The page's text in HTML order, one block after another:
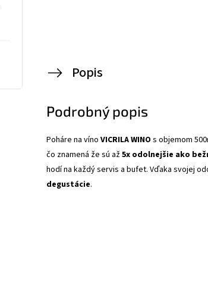
Popis
Podrobný popis
Poháre na víno VICRILA WINO s objemom
čo znamená že sú až5x odolnejšie ako
hodí na každý servis a bufet. Vďaka svojej
degustácie.